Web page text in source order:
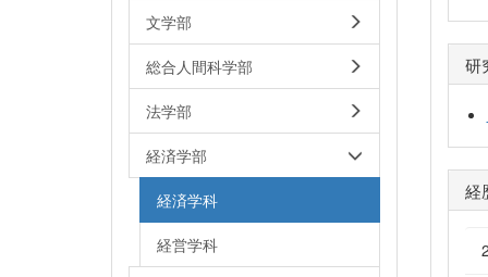
研
経
文学部
総合人間科学部
法学部
経済学部
経済学科
経営学科